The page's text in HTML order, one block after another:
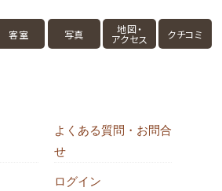
客室 写真 地図・
アクセス クチコミ
よくある質問・お問合
せ
ログイン